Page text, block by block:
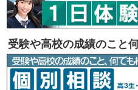
受験や高校の成績のこと